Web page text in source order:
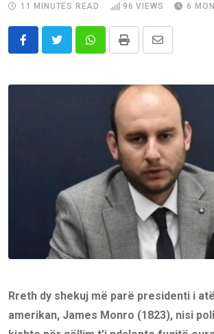
11 MINUTES READ
96 VIEWS 6
WhatsappPrint
Share
Email
Rreth dy shekuj më parë presidenti i
amerikan, James Monro (1823), nisi